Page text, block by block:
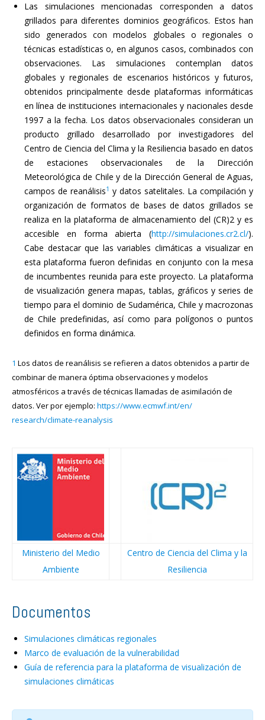
Las simulaciones mencionadas corresponden a datos
grillados para diferentes dominios geográficos. Estos han
sido generados con modelos globales o regionales o
técnicas estadísticas o, en algunos casos, combinados con
observaciones. Las simulaciones contemplan datos
globales y regionales de escenarios históricos y futuros,
obtenidos principalmente desde plataformas informáticas
en línea de instituciones internacionales y nacionales desde
1997 a la fecha. Los datos observacionales consideran un
producto grillado desarrollado por investigadores del
Centro de Ciencia del Clima y la Resiliencia basado en datos
de estaciones observacionales de la Dirección
Meteorológica de Chile y de la Dirección General de Aguas,
campos de reanálisis1 y datos satelitales. La compilación y
organización de formatos de bases de datos grillados se
realiza en la plataforma de almacenamiento del (CR)2 y es
accesible en forma abierta (http://simulaciones.cr2.cl/).
Cabe destacar que las variables climáticas a visualizar en
esta plataforma fueron definidas en conjunto con la mesa
de incumbentes reunida para este proyecto. La plataforma
de visualización genera mapas, tablas, gráficos y series de
tiempo para el dominio de Sudamérica, Chile y macrozonas
de Chile predefinidas, así como para polígonos o puntos
definidos en forma dinámica.
1 Los datos de reanálisis se refieren a datos obtenidos a partir de
combinar de manera óptima observaciones y modelos
atmosféricos a través de técnicas llamadas de asimilación de
datos. Ver por ejemplo: https://www.ecmwf.int/en/
research/climate-reanalysis
Ministerio del Medio
Ambiente
Centro de Ciencia del Clima y la
Resiliencia
Documentos
Simulaciones climáticas regionales
Marco de evaluación de la vulnerabilidad
Guía de referencia para la plataforma de visualización de
simulaciones climáticas